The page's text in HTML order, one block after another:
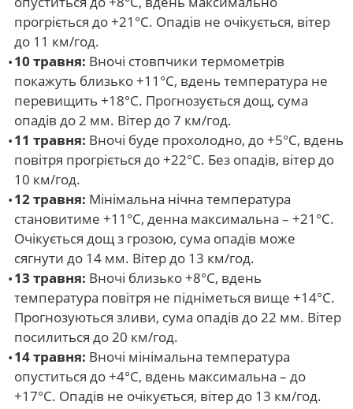
прогріється до +21°С. Опадів не очікується, вітер
до 11 км/год.
10 травня: Вночі стовпчики термометрів
покажуть близько +11°С, вдень температура не
перевищить +18°С. Прогнозується дощ, сума
опадів до 2 мм. Вітер до 7 км/год.
11 травня: Вночі буде прохолодно, до +5°С, вдень
повітря прогріється до +22°С. Без опадів, вітер до
10 км/год.
12 травня: Мінімальна нічна температура
становитиме +11°С, денна максимальна – +21°С.
Очікується дощ з грозою, сума опадів може
сягнути до 14 мм. Вітер до 13 км/год.
13 травня: Вночі близько +8°С, вдень
температура повітря не підніметься вище +14°С.
Прогнозуються зливи, сума опадів до 22 мм. Вітер
посилиться до 20 км/год.
14 травня: Вночі мінімальна температура
опуститься до +4°С, вдень максимальна – до
+17°С. Опадів не очікується, вітер до 13 км/год.